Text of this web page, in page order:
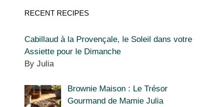
RECENT RECIPES
Cabillaud à la Provençale, le Soleil dans votre
Assiette pour le Dimanche
By Julia
Brownie Maison : Le Trésor
Gourmand de Mamie Julia